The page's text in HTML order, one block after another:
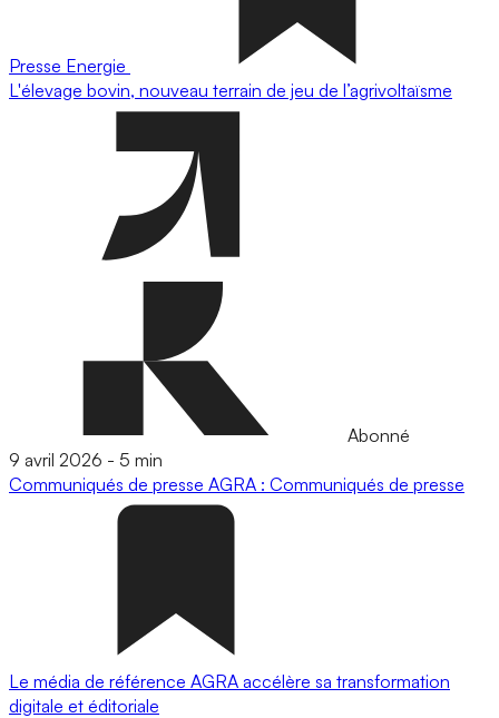
Presse Energie
L'élevage bovin, nouveau terrain de jeu de l’agrivoltaïsme
Abonné
9 avril 2026 - 5 min
Communiqués de presse AGRA : Communiqués de presse
Le média de référence AGRA accélère sa transformation
digitale et éditoriale